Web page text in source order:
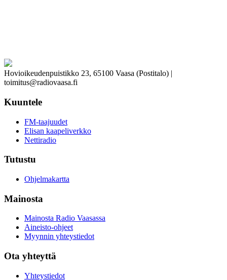
Hovioikeudenpuistikko 23, 65100 Vaasa (Postitalo) |
toimitus@radiovaasa.fi
Kuuntele
FM-taajuudet
Elisan kaapeliverkko
Nettiradio
Tutustu
Ohjelmakartta
Mainosta
Mainosta Radio Vaasassa
Aineisto-ohjeet
Myynnin yhteystiedot
Ota yhteyttä
Yhteystiedot